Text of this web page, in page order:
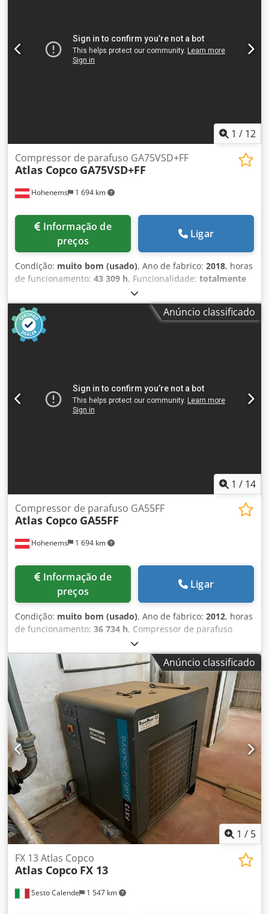
1 / 12
Hohenems 1 694 km
Compressor de parafuso GA75VSD+FF
Atlas Copco GA75VSD+FF
preços
Ligar
Condição: muito bom (usado), Ano de fabrico: 2018, horas
de funcionamento: 43 309 h, Funcionalidade: totalmente
, Compressor de parafusos Atlas Copco
GA75VSD+FF Dodpfx Aszp Urwei Tjck Inversor e secador
integrados 75 kW 12,75 bar 15,50 m3/min Ano de
fabricação: 2018 Horas de funcionamento: 43.309
Anúncio classificado
1 / 14
Hohenems 1 694 km
Compressor de parafuso GA55FF
Atlas Copco GA55FF
preços
Ligar
Condição: muito bom (usado), Ano de fabrico: 2012, horas
de funcionamento: 36 734 h, Compressor de parafuso
Atlas Copco GA55FF Secador integrado 55 kW 9,80 bar
Djdszphrwjpfx Ai Tsck 8,87 m3/min Ano de fabricação:
2012 Horas de funcionamento: 36.734Anúncio classificado
1 / 5
Sesto Calende 1 547 km
FX 13 Atlas Copco
Atlas Copco FX 13